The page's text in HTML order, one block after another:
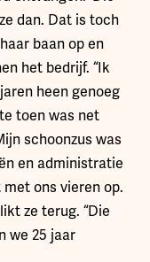
dan. Dat is toch
baan op en
het bedrijf. “Ik
heen genoeg
toen was net
schoonzus was
en administratie
ons vieren op.
ze terug. “Die
we 25 jaar